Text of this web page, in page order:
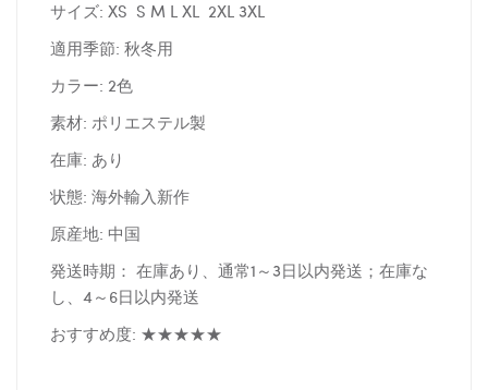
サイズ: XS S M L XL 2XL 3XL
適用季節: 秋冬用
カラー: 2色
素材: ポリエステル製
在庫: あり
状態: 海外輸入新作
原産地: 中国
発送時期： 在庫あり、通常1～3日以内発送；在庫な
し、4～6日以内発送
おすすめ度: ★★★★★